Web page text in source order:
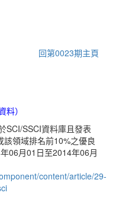
回第0023期主頁
料）
SCI/SSCI資料庫且發表
領域排名前10%之優良
06月01日至2014年06月
content/article/29-